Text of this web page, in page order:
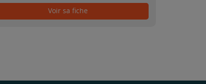
Voir sa fiche